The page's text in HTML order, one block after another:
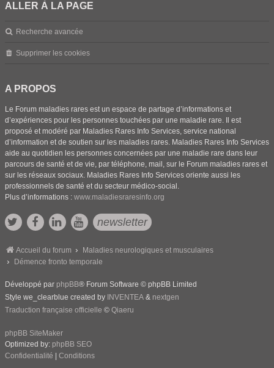
ALLER À LA PAGE
Recherche avancée
Supprimer les cookies
A PROPOS
Le Forum maladies rares est un espace de partage d’informations et
d’expériences pour les personnes touchées par une maladie rare. Il est
proposé et modéré par Maladies Rares Info Services, service national
d’information et de soutien sur les maladies rares. Maladies Rares Info Services
aide au quotidien les personnes concernées par une maladie rare dans leur
parcours de santé et de vie, par téléphone, mail, sur le Forum maladies rares et
sur les réseaux sociaux. Maladies Rares Info Services oriente aussi les
professionnels de santé et du secteur médico-social.
Plus d’informations : www.maladiesraresinfo.org
newsletter
Accueil du forum
Maladies neurologiques et musculaires
Démence fronto temporale
Développé par phpBB® Forum Software © phpBB Limited
Style we_clearblue created by INVENTEA & nextgen
Traduction française officielle © Qiaeru
phpBB SiteMaker
Optimized by: phpBB SEO
Confidentialité
Conditions